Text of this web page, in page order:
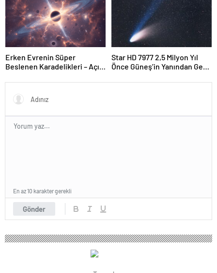
Erken Evrenin Süper
Beslenen Karadelikleri – Açık
Star HD 7977 2,5 Milyon Yıl
Önce Güneş’in Yanından Geçti
Yıldızlardaki Rahatsızlığı
Gönder
En az 10 karakter gerekli